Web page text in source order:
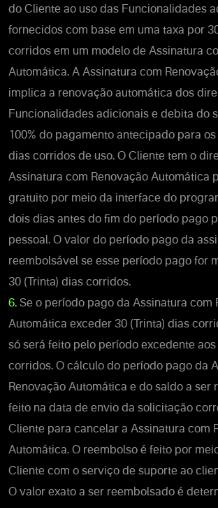
do Cliente ao uso das Funcionalidades
fornecidos com base em uma taxa por
corridos em um modelo de Assinatura
Automática. A Assinatura com
implica a renovação automática dos
Funcionalidades adicionais e debita do
100% do pagamento antecipado para
dias corridos de uso. O Cliente tem o
Assinatura com Renovação Automática
gratuito por meio da interface do
dois dias antes do fim do período pago
pessoal. O valor do período pago da
reembolsável se esse período pago for
30 (Trinta) dias corridos.
6. Se o período pago da Assinatura com
Automática exceder 30 (Trinta) dias
só será feito pelo período excedente aos
corridos. O cálculo do período pago da
Renovação Automática e do saldo a ser
feito na data de envio da solicitação
Cliente para cancelar a Assinatura com
Automática. O reembolso é feito por
Cliente com o serviço de suporte ao
O valor exato a ser reembolsado é